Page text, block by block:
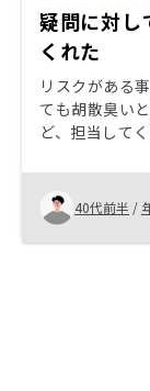
疑問に対し
くれた
リスクがある
ても胡散臭い
ど、担当して
問に対して的
事ができた。
40代前半 /